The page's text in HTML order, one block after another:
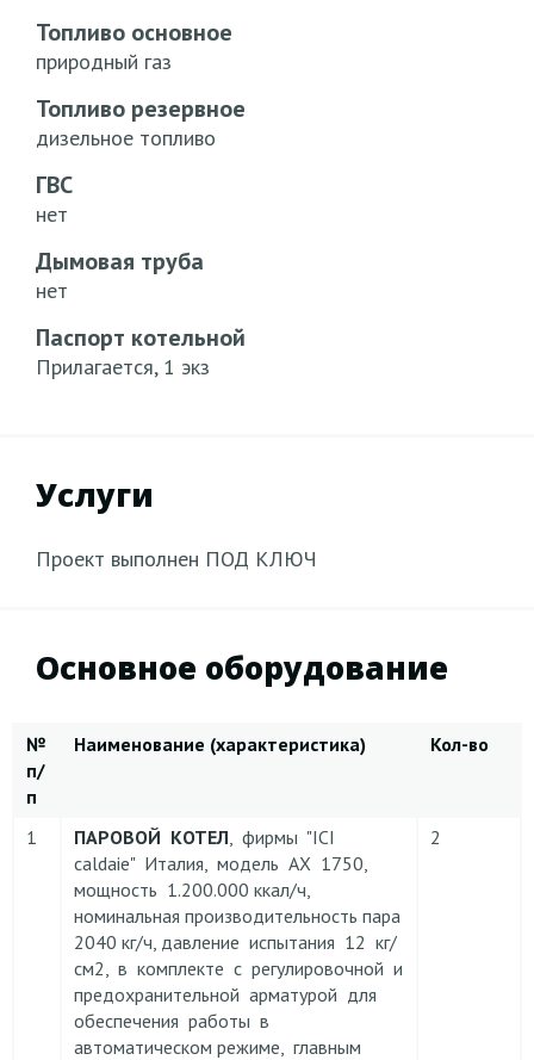
Топливо основное
природный газ
Топливо резервное
дизельное топливо
ГВС
нет
Дымовая труба
нет
Паспорт котельной
Прилагается, 1 экз
Услуги
Проект выполнен ПОД КЛЮЧ
Основное оборудование
№
п/
п
Наименование (характеристика) Кол-во
1 ПАРОВОЙ КОТЕЛ, фирмы "ICI
caldaie" Италия, модель АХ 1750,
мощность 1.200.000 ккал/ч,
номинальная производительность пара
2040 кг/ч, давление испытания 12 кг/
см2, в комплекте с регулировочной и
предохранительной арматурой для
обеспечения работы в
автоматическом режиме, главным
2